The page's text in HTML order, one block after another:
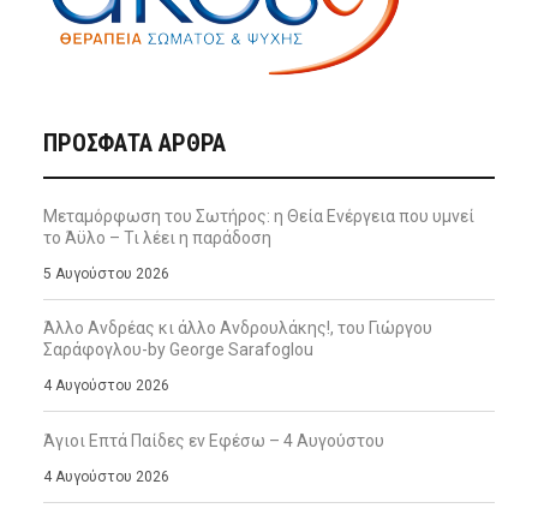
ΠΡΌΣΦΑΤΑ ΆΡΘΡΑ
Μεταμόρφωση του Σωτήρος: η Θεία Ενέργεια που υμνεί
το Άϋλο – Τι λέει η παράδοση
5 Αυγούστου 2026
Άλλο Ανδρέας κι άλλο Ανδρουλάκης!, του Γιώργου
Σαράφογλου-by George Sarafoglou
4 Αυγούστου 2026
Άγιοι Επτά Παίδες εν Εφέσω – 4 Αυγούστου
4 Αυγούστου 2026